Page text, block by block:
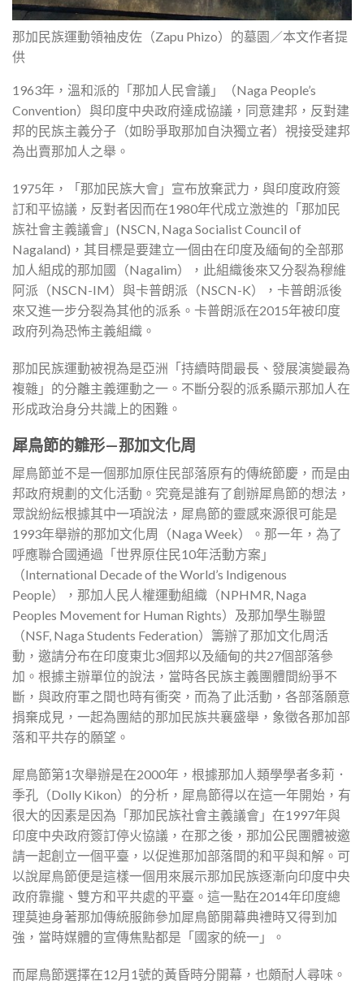
那加民族運動領袖皮佐（Zapu Phizo）的墓園／本文作者提
供
1963年，溫和派的「那加人民會議」（Naga People’s
Convention）與印度中央政府達成協議，同意建邦，反對建
邦的民族主義分子（如盼爭取那加自決獨立者）視接受建邦
為出賣那加人之舉。
1975年，「那加民族大會」宣布放棄武力，與印度政府簽
訂和平協議，反對者因而在1980年代成立激進的「那加民
族社會主義議會」(NSCN, Naga Socialist Council of
Nagaland)，其目標是要建立一個由在印度及緬甸的全部那
加人組成的那加國（Nagalim），此組織後來又分裂為穆維
阿派（NSCN-IM）與卡普朗派（NSCN-K），卡普朗派後
來又進一步分裂為其他的派系。卡普朗派在2015年被印度
政府列為恐怖主義組織。
那加民族運動被視為是亞洲「持續時間最長、發展演變最為
複雜」的分離主義運動之一。不斷分裂的派系顯示那加人在
形成政治身分共識上的困難。
犀鳥節的雛形—那加文化周
犀鳥節並不是一個那加原住民部落原有的傳統節慶，而是由
邦政府規劃的文化活動。究竟是誰有了創辦犀鳥節的想法，
眾說紛紜根據其中一項說法，犀鳥節的靈感來源很可能是
1993年舉辦的那加文化周（Naga Week）。那一年，為了
呼應聯合國通過「世界原住民10年活動方案」
（International Decade of the World’s Indigenous
People），那加人民人權運動組織（NPHMR, Naga
Peoples Movement for Human Rights）及那加學生聯盟
（NSF, Naga Students Federation）籌辦了那加文化周活
動，邀請分布在印度東北3個邦以及緬甸的共27個部落參
加。根據主辦單位的說法，當時各民族主義團體間紛爭不
斷，與政府軍之間也時有衝突，而為了此活動，各部落願意
捐棄成見，一起為團結的那加民族共襄盛舉，象徵各那加部
落和平共存的願望。
犀鳥節第1次舉辦是在2000年，根據那加人類學學者多莉．
季孔（Dolly Kikon）的分析，犀鳥節得以在這一年開始，有
很大的因素是因為「那加民族社會主義議會」在1997年與
印度中央政府簽訂停火協議，在那之後，那加公民團體被邀
請一起創立一個平臺，以促進那加部落間的和平與和解。可
以說犀鳥節便是這樣一個用來展示那加民族逐漸向印度中央
政府靠攏、雙方和平共處的平臺。這一點在2014年印度總
理莫迪身著那加傳統服飾參加犀鳥節開幕典禮時又得到加
強，當時媒體的宣傳焦點都是「國家的統一」。
而犀鳥節選擇在12月1號的黃昏時分開幕，也頗耐人尋味。